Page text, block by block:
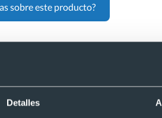
Detalles
sobre este producto?
y USB 16GB